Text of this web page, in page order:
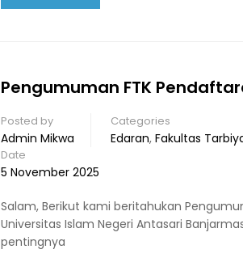
Pengumuman FTK
Posted by
Admin Mikwa
Categories
Edaran, Fakultas
Date
5 November 2025
Salam, Berikut kami beritahukan
Universitas Islam Negeri Antasari
pentingnya